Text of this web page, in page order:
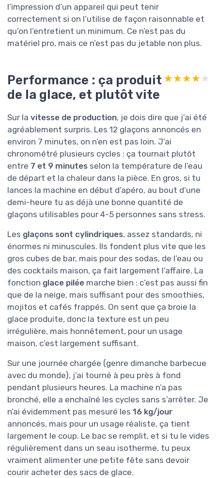
l’impression d’un appareil qui peut tenir
correctement si on l’utilise de façon raisonnable et
qu’on l’entretient un minimum. Ce n’est pas du
matériel pro, mais ce n’est pas du jetable non plus.
Performance : ça produit
de la glace, et plutôt vite
★★★★★
★★★★★
Sur la vitesse de production, je dois dire que j’ai été
agréablement surpris. Les 12 glaçons annoncés en
environ 7 minutes, on n’en est pas loin. J’ai
chronométré plusieurs cycles : ça tournait plutôt
entre 7 et 9 minutes selon la température de l’eau
de départ et la chaleur dans la pièce. En gros, si tu
lances la machine en début d’apéro, au bout d’une
demi-heure tu as déjà une bonne quantité de
glaçons utilisables pour 4-5 personnes sans stress.
Les glaçons sont cylindriques, assez standards, ni
énormes ni minuscules. Ils fondent plus vite que les
gros cubes de bar, mais pour des sodas, de l’eau ou
des cocktails maison, ça fait largement l’affaire. La
fonction glace pilée marche bien : c’est pas aussi fin
que de la neige, mais suffisant pour des smoothies,
mojitos et cafés frappés. On sent que ça broie la
glace produite, donc la texture est un peu
irrégulière, mais honnêtement, pour un usage
maison, c’est largement suffisant.
Sur une journée chargée (genre dimanche barbecue
avec du monde), j’ai tourné à peu près à fond
pendant plusieurs heures. La machine n’a pas
bronché, elle a enchaîné les cycles sans s’arrêter. Je
n’ai évidemment pas mesuré les 16 kg/jour
annoncés, mais pour un usage réaliste, ça tient
largement le coup. Le bac se remplit, et si tu le vides
régulièrement dans un seau isotherme, tu peux
vraiment alimenter une petite fête sans devoir
courir acheter des sacs de glace.